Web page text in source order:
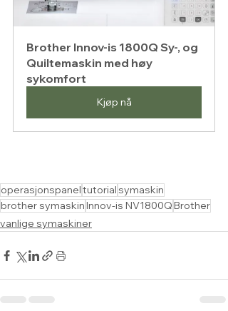
Brother Innov-is 1800Q Sy-, og
Quiltemaskin med høy
sykomfort
Kjøp nå
operasjonspaneltutorialsymaskin
brother symaskinInnov-is NV1800QBrother
vanlige symaskiner